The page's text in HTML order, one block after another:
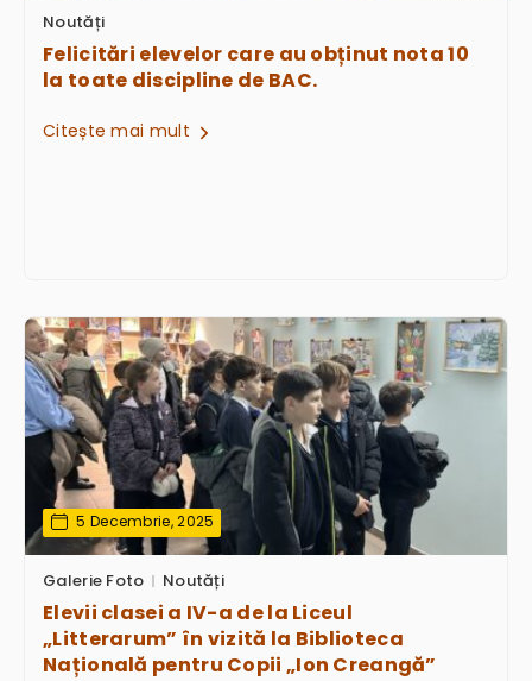
Noutăți
Felicitări elevelor care au obținut nota 10
la toate discipline de BAC.
Citește mai mult
5 Decembrie, 2025
Galerie Foto Noutăți
Elevii clasei a IV-a de la Liceul
„Litterarum” în vizită la Biblioteca
Națională pentru Copii „Ion Creangă”